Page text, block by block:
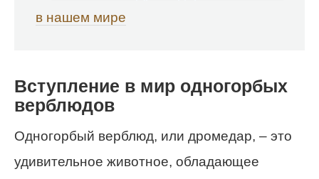
в нашем мире
Вступление в мир одногорбых
верблюдов
Одногорбый верблюд, или дромедар, – это
удивительное животное, обладающее